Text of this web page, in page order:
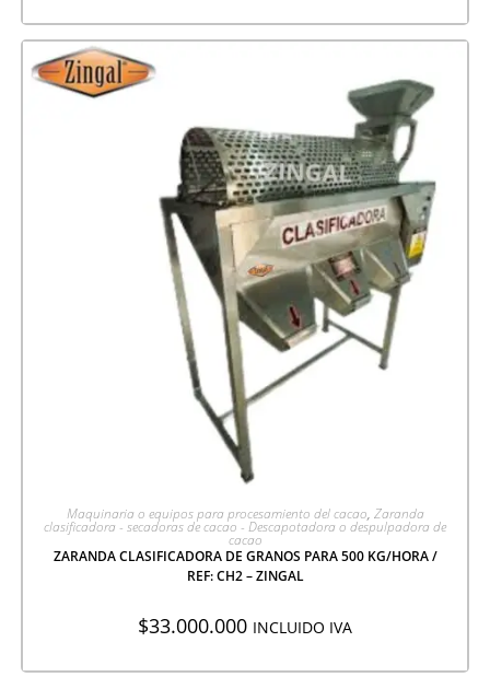
AGREGAR A COTIZACIÓN
Maquinaria o equipos para procesamiento del cacao, Zaranda
clasificadora - secadoras de cacao - Descapotadora o despulpadora de
cacao
ZARANDA CLASIFICADORA DE GRANOS PARA 500 KG/HORA /
REF: CH2 – ZINGAL
$33.000.000 INCLUIDO IVA